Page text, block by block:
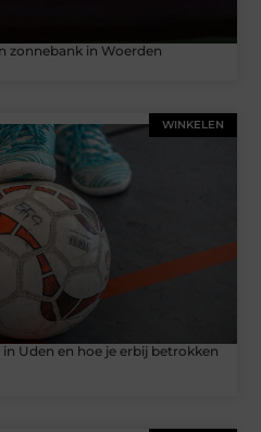
zonnebank in Woerden
WINKELEN
Uden en hoe je erbij betrokken